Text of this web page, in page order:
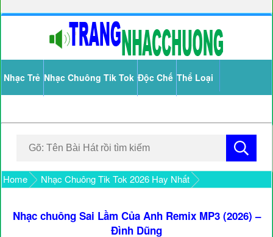
Nhạc Trẻ Nhạc Chuông Tik Tok Độc Chế Thể Loại
Home Nhạc Chuông Tik Tok 2026 Hay Nhất
Nhạc chuông Sai Lầm Của Anh Remix MP3 (2026) –
Đình Dũng